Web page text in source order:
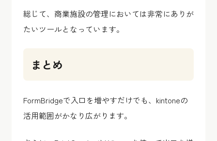
総じて、商業施設の管理においては非常にありが
たいツールとなっています。
まとめ
FormBridgeで入口を増やすだけでも、kintoneの
活用範囲がかなり広がります。